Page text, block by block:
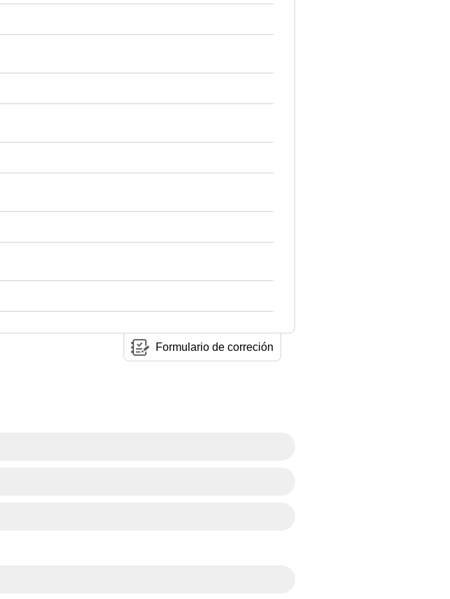
Formulario de correción